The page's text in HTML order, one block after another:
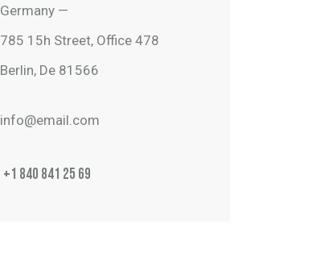
Germany —
785 15h Street, Office 478
Berlin, De 81566
info@email.com
+1 840 841 25 69